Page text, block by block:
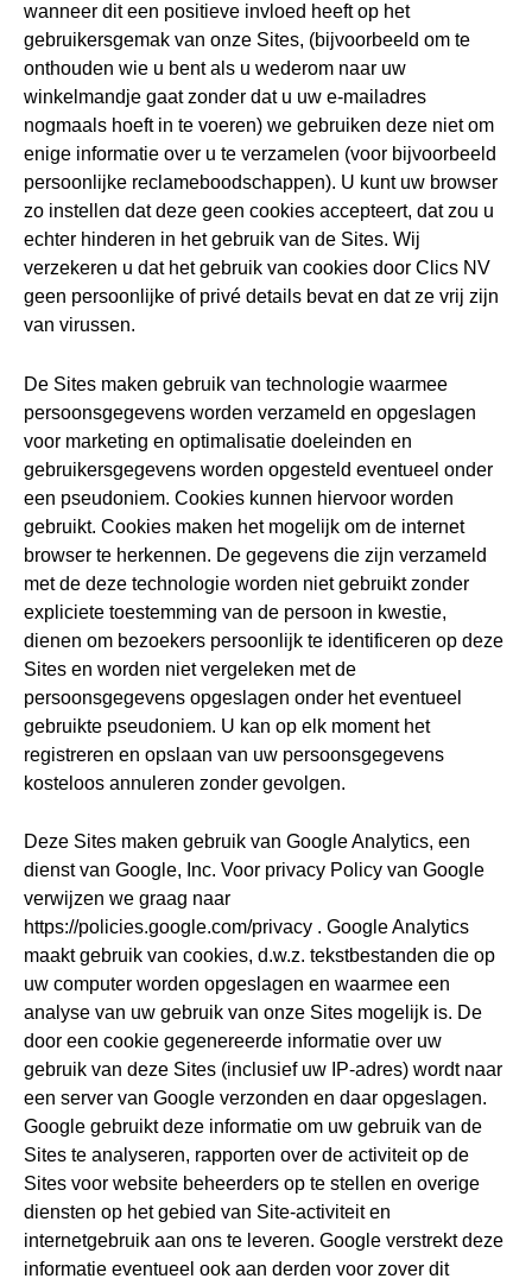
wanneer dit een positieve invloed heeft op het
gebruikersgemak van onze Sites, (bijvoorbeeld om te
onthouden wie u bent als u wederom naar uw
winkelmandje gaat zonder dat u uw e-mailadres
nogmaals hoeft in te voeren) we gebruiken deze niet om
enige informatie over u te verzamelen (voor bijvoorbeeld
persoonlijke reclameboodschappen). U kunt uw browser
zo instellen dat deze geen cookies accepteert, dat zou u
echter hinderen in het gebruik van de Sites. Wij
verzekeren u dat het gebruik van cookies door Clics NV
geen persoonlijke of privé details bevat en dat ze vrij zijn
van virussen.
De Sites maken gebruik van technologie waarmee
persoonsgegevens worden verzameld en opgeslagen
voor marketing en optimalisatie doeleinden en
gebruikersgegevens worden opgesteld eventueel onder
een pseudoniem. Cookies kunnen hiervoor worden
gebruikt. Cookies maken het mogelijk om de internet
browser te herkennen. De gegevens die zijn verzameld
met de deze technologie worden niet gebruikt zonder
expliciete toestemming van de persoon in kwestie,
dienen om bezoekers persoonlijk te identificeren op deze
Sites en worden niet vergeleken met de
persoonsgegevens opgeslagen onder het eventueel
gebruikte pseudoniem. U kan op elk moment het
registreren en opslaan van uw persoonsgegevens
kosteloos annuleren zonder gevolgen.
Deze Sites maken gebruik van Google Analytics, een
dienst van Google, Inc. Voor privacy Policy van Google
verwijzen we graag naar
https://policies.google.com/privacy . Google Analytics
maakt gebruik van cookies, d.w.z. tekstbestanden die op
uw computer worden opgeslagen en waarmee een
analyse van uw gebruik van onze Sites mogelijk is. De
door een cookie gegenereerde informatie over uw
gebruik van deze Sites (inclusief uw IP-adres) wordt naar
een server van Google verzonden en daar opgeslagen.
Google gebruikt deze informatie om uw gebruik van de
Sites te analyseren, rapporten over de activiteit op de
Sites voor website beheerders op te stellen en overige
diensten op het gebied van Site-activiteit en
internetgebruik aan ons te leveren. Google verstrekt deze
informatie eventueel ook aan derden voor zover dit